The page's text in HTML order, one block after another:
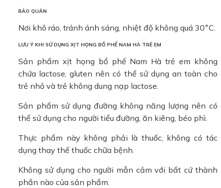
BẢO QUẢN
Nơi khô ráo, tránh ánh sáng, nhiệt độ không quá 30˚C.
LƯU Ý KHI SỬ DỤNG XỊT HỌNG BỔ PHẾ NAM HÀ TRẺ EM
Sản phẩm xịt họng bổ phế Nam Hà trẻ em không
chứa lactose, gluten nên có thể sử dụng an toàn cho
trẻ nhỏ và trẻ không dung nạp lactose.
Sản phẩm sử dụng đường không năng lượng nên có
thể sử dụng cho người tiểu đường, ăn kiêng, béo phì.
Thực phẩm này không phải là thuốc, không có tác
dụng thay thế thuốc chữa bệnh.
Không sử dụng cho người mẫn cảm với bất cứ thành
phần nào của sản phẩm.